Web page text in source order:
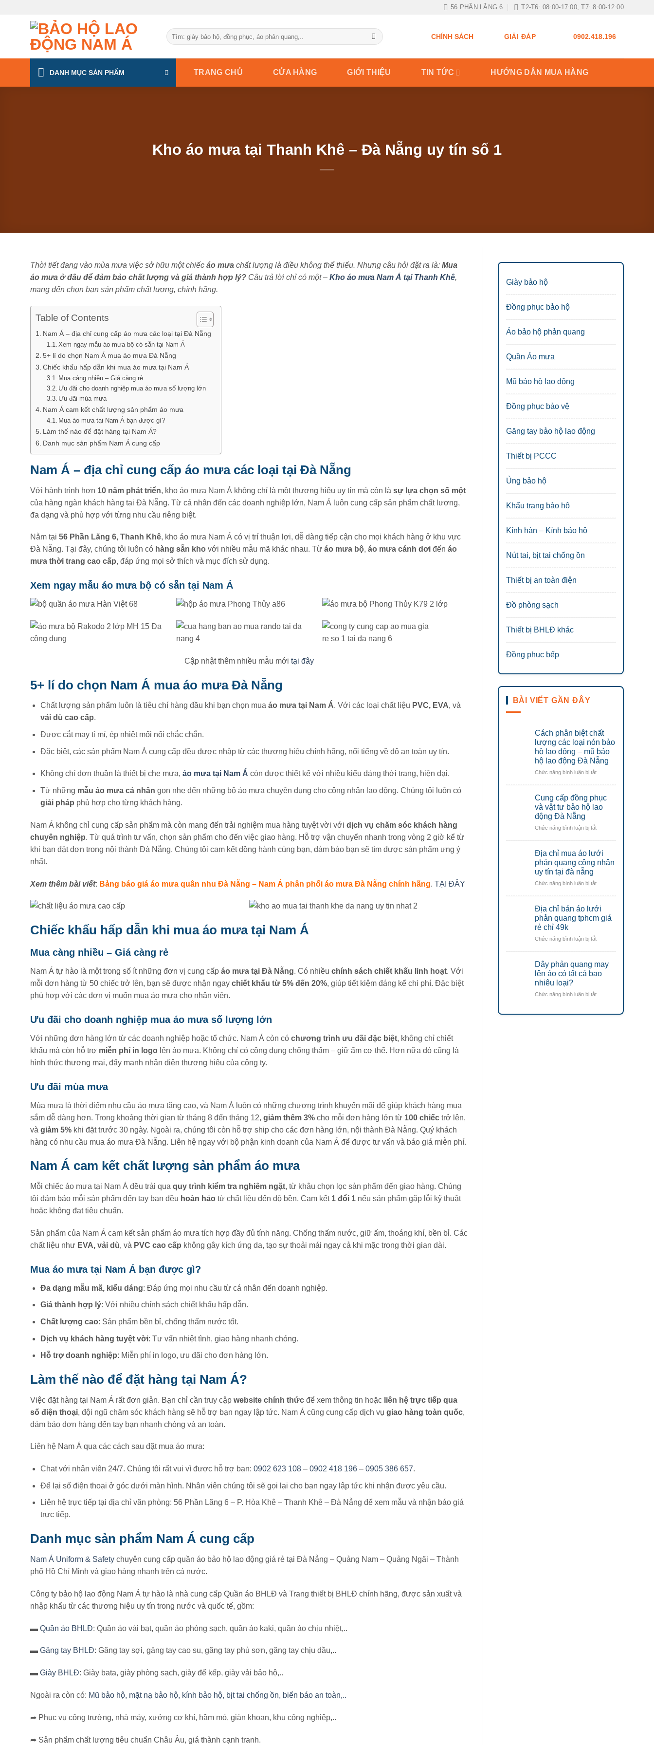
56 PHẦN LĂNG 6 T2-T6: 08:00-17:00, T7: 8:00-12:00
Tìm
kiếm:
CHÍNH SÁCH GIẢI ĐÁP 0902.418.196
DANH MỤC SẢN PHẨM TRANG CHỦ CỬA HÀNG GIỚI THIỆU TIN TỨC HƯỚNG DẪN MUA HÀNG
Kho áo mưa tại Thanh Khê – Đà Nẵng uy tín số 1
Thời tiết đang vào mùa mưa việc sở hữu một chiếc áo mưa chất lượng là điều không thể thiếu. Nhưng câu hỏi đặt ra là: Mua
áo mưa ở đâu để đảm bảo chất lượng và giá thành hợp lý? Câu trả lời chỉ có một – Kho áo mưa Nam Á tại Thanh Khê,
mang đến chọn bạn sản phẩm chất lượng, chính hãng.
Table of Contents
Nam Á – địa chỉ cung cấp áo mưa các loại tại Đà Nẵng
Xem ngay mẫu áo mưa bộ có sẵn tại Nam Á
5+ lí do chọn Nam Á mua áo mưa Đà Nẵng
Chiếc khấu hấp dẫn khi mua áo mưa tại Nam Á
Mua càng nhiều – Giá càng rẻ
Ưu đãi cho doanh nghiệp mua áo mưa số lượng lớn
Ưu đãi mùa mưa
Nam Á cam kết chất lượng sản phẩm áo mưa
Mua áo mưa tại Nam Á bạn được gì?
Làm thế nào để đặt hàng tại Nam Á?
Danh mục sản phẩm Nam Á cung cấp
Nam Á – địa chỉ cung cấp áo mưa các loại tại Đà Nẵng
Với hành trình hơn 10 năm phát triển, kho áo mưa Nam Á không chỉ là một thương hiệu uy tín mà còn là sự lựa chọn số một
của hàng ngàn khách hàng tại Đà Nẵng. Từ cá nhân đến các doanh nghiệp lớn, Nam Á luôn cung cấp sản phẩm chất lượng,
đa dạng và phù hợp với từng nhu cầu riêng biệt.
Nằm tại 56 Phần Lăng 6, Thanh Khê, kho áo mưa Nam Á có vị trí thuận lợi, dễ dàng tiếp cận cho mọi khách hàng ở khu vực
Đà Nẵng. Tại đây, chúng tôi luôn có hàng sẵn kho với nhiều mẫu mã khác nhau. Từ áo mưa bộ, áo mưa cánh dơi đến áo
mưa thời trang cao cấp, đáp ứng mọi sở thích và mục đích sử dụng.
Xem ngay mẫu áo mưa bộ có sẵn tại Nam Á
Cập nhật thêm nhiều mẫu mới tại đây
5+ lí do chọn Nam Á mua áo mưa Đà Nẵng
Chất lượng sản phẩm luôn là tiêu chí hàng đầu khi bạn chọn mua áo mưa tại Nam Á. Với các loại chất liệu PVC, EVA, và
vải dù cao cấp.
Được cắt may tỉ mỉ, ép nhiệt mối nối chắc chắn.
Đặc biệt, các sản phẩm Nam Á cung cấp đều được nhập từ các thương hiệu chính hãng, nổi tiếng về độ an toàn uy tín.
Không chỉ đơn thuần là thiết bị che mưa, áo mưa tại Nam Á còn được thiết kế với nhiều kiểu dáng thời trang, hiện đại.
Từ những mẫu áo mưa cá nhân gọn nhẹ đến những bộ áo mưa chuyên dụng cho công nhân lao động. Chúng tôi luôn có
giải pháp phù hợp cho từng khách hàng.
Nam Á không chỉ cung cấp sản phẩm mà còn mang đến trải nghiệm mua hàng tuyệt vời với dịch vụ chăm sóc khách hàng
chuyên nghiệp. Từ quá trình tư vấn, chọn sản phẩm cho đến việc giao hàng. Hỗ trợ vận chuyển nhanh trong vòng 2 giờ kể từ
khi bạn đặt đơn trong nội thành Đà Nẵng. Chúng tôi cam kết đồng hành cùng bạn, đảm bảo bạn sẽ tìm được sản phẩm ưng ý
nhất.
Xem thêm bài viết: Bảng báo giá áo mưa quân nhu Đà Nẵng – Nam Á phân phối áo mưa Đà Nẵng chính hãng. TẠI ĐÂY
Chiếc khấu hấp dẫn khi mua áo mưa tại Nam Á
Mua càng nhiều – Giá càng rẻ
Nam Á tự hào là một trong số ít những đơn vị cung cấp áo mưa tại Đà Nẵng. Có nhiều chính sách chiết khấu linh hoạt. Với
mỗi đơn hàng từ 50 chiếc trở lên, bạn sẽ được nhận ngay chiết khấu từ 5% đến 20%, giúp tiết kiệm đáng kể chi phí. Đặc biệt
phù hợp với các đơn vị muốn mua áo mưa cho nhân viên.
Ưu đãi cho doanh nghiệp mua áo mưa số lượng lớn
Với những đơn hàng lớn từ các doanh nghiệp hoặc tổ chức. Nam Á còn có chương trình ưu đãi đặc biệt, không chỉ chiết
khấu mà còn hỗ trợ miễn phí in logo lên áo mưa. Không chỉ có công dụng chống thấm – giữ ấm cơ thể. Hơn nữa đó cũng là
hình thức thương mại, đẩy mạnh nhận diện thương hiệu của công ty.
Ưu đãi mùa mưa
Mùa mưa là thời điểm nhu cầu áo mưa tăng cao, và Nam Á luôn có những chương trình khuyến mãi để giúp khách hàng mua
sắm dễ dàng hơn. Trong khoảng thời gian từ tháng 8 đến tháng 12, giảm thêm 3% cho mỗi đơn hàng lớn từ 100 chiếc trở lên,
và giảm 5% khi đặt trước 30 ngày. Ngoài ra, chúng tôi còn hỗ trợ ship cho các đơn hàng lớn, nội thành Đà Nẵng. Quý khách
hàng có nhu cầu mua áo mưa Đà Nẵng. Liên hệ ngay với bộ phận kinh doanh của Nam Á để được tư vấn và báo giá miễn phí.
Nam Á cam kết chất lượng sản phẩm áo mưa
Mỗi chiếc áo mưa tại Nam Á đều trải qua quy trình kiểm tra nghiêm ngặt, từ khâu chọn lọc sản phẩm đến giao hàng. Chúng
tôi đảm bảo mỗi sản phẩm đến tay bạn đều hoàn hảo từ chất liệu đến độ bền. Cam kết 1 đổi 1 nếu sản phẩm gặp lỗi kỹ thuật
hoặc không đạt tiêu chuẩn.
Sản phẩm của Nam Á cam kết sản phẩm áo mưa tích hợp đầy đủ tính năng. Chống thấm nước, giữ ấm, thoáng khí, bền bỉ. Các
chất liệu như EVA, vải dù, và PVC cao cấp không gây kích ứng da, tạo sự thoải mái ngay cả khi mặc trong thời gian dài.
Mua áo mưa tại Nam Á bạn được gì?
Đa dạng mẫu mã, kiểu dáng: Đáp ứng mọi nhu cầu từ cá nhân đến doanh nghiệp.
Giá thành hợp lý: Với nhiều chính sách chiết khấu hấp dẫn.
Chất lượng cao: Sản phẩm bền bỉ, chống thấm nước tốt.
Dịch vụ khách hàng tuyệt vời: Tư vấn nhiệt tình, giao hàng nhanh chóng.
Hỗ trợ doanh nghiệp: Miễn phí in logo, ưu đãi cho đơn hàng lớn.
Làm thế nào để đặt hàng tại Nam Á?
Việc đặt hàng tại Nam Á rất đơn giản. Bạn chỉ cần truy cập website chính thức để xem thông tin hoặc liên hệ trực tiếp qua
số điện thoại, đội ngũ chăm sóc khách hàng sẽ hỗ trợ bạn ngay lập tức. Nam Á cũng cung cấp dịch vụ giao hàng toàn quốc,
đảm bảo đơn hàng đến tay bạn nhanh chóng và an toàn.
Liên hệ Nam Á qua các cách sau đặt mua áo mưa:
Chat với nhân viên 24/7. Chúng tôi rất vui vì được hỗ trợ bạn: 0902 623 108– 0902 418 196– 0905 386 657.
Để lại số điện thoại ở góc dưới màn hình. Nhân viên chúng tôi sẽ gọi lại cho bạn ngay lập tức khi nhận được yêu cầu.
Liên hệ trực tiếp tại địa chỉ văn phòng: 56 Phần Lăng 6 – P. Hòa Khê – Thanh Khê – Đà Nẵng để xem mẫu và nhận báo giá
trực tiếp.
Danh mục sản phẩm Nam Á cung cấp
Nam Á Uniform & Safety chuyên cung cấp quần áo bảo hộ lao động giá rẻ tại Đà Nẵng – Quảng Nam – Quảng Ngãi – Thành
phố Hồ Chí Minh và giao hàng nhanh trên cả nước.
Công ty bảo hộ lao động Nam Á tự hào là nhà cung cấp Quần áo BHLĐ và Trang thiết bị BHLĐ chính hãng, được sản xuất và
nhập khẩu từ các thương hiệu uy tín trong nước và quốc tế, gồm:
▬ Quần áo BHLĐ: Quần áo vải bạt, quần áo phòng sạch, quần áo kaki, quần áo chịu nhiệt,..
▬ Găng tay BHLĐ: Găng tay sợi, găng tay cao su, găng tay phủ sơn, găng tay chịu dầu,..
▬ Giày BHLĐ: Giày bata, giày phòng sạch, giày đế kếp, giày vải bảo hộ,..
Ngoài ra còn có: Mũ bảo hộ, mặt nạ bảo hộ, kính bảo hộ, bịt tai chống ồn, biển báo an toàn,..
➦ Phục vụ công trường, nhà máy, xưởng cơ khí, hầm mỏ, giàn khoan, khu công nghiệp,..
➦ Sản phẩm chất lượng tiêu chuẩn Châu Âu, giá thành cạnh tranh.
Giày bảo hộ
Đồng phục bảo hộ
Áo bảo hộ phản quang
Quần Áo mưa
Mũ bảo hộ lao động
Đồng phục bảo vệ
Găng tay bảo hộ lao động
Thiết bị PCCC
Ủng bảo hộ
Khẩu trang bảo hộ
Kính hàn – Kính bảo hộ
Nút tai, bịt tai chống ồn
Thiết bị an toàn điện
Đồ phòng sạch
Thiết bị BHLĐ khác
Đồng phục bếp
BÀI VIẾT GẦN ĐÂY
Cách phân biệt chất
lượng các loại nón bảo
hộ lao động – mũ bảo
hộ lao động Đà Nẵng
Chức năng bình luận bị tắtở
biệt
chất
loại
hộ
lao
hộ
lao
động
Nẵng
Cung cấp đồng phục
và vật tư bảo hộ lao
động Đà Nẵng
Chức năng bình luận bị tắtở
đồng
phục
tư
lao
động
Địa chỉ mua áo lưới
phản quang công nhân
uy tín tại đà nẵng
Chức năng bình luận bị tắtở
mua
áo
lưới
quang
uy
tín
Địa chỉ bán áo lưới
phản quang tphcm giá
rẻ chỉ 49k
Chức năng bình luận bị tắtở
bán
áo
quang
giá
Dây phản quang may
lên áo có tất cả bao
nhiêu loại?
Chức năng bình luận bị tắtở